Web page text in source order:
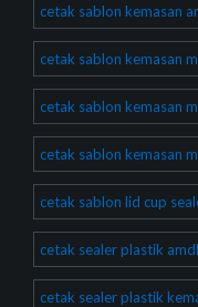
cetak sablon kemasan
cetak sablon kemasan
cetak sablon kemasan
cetak sablon kemasan
cetak sablon lid cup
cetak sealer plastik
cetak sealer plastik